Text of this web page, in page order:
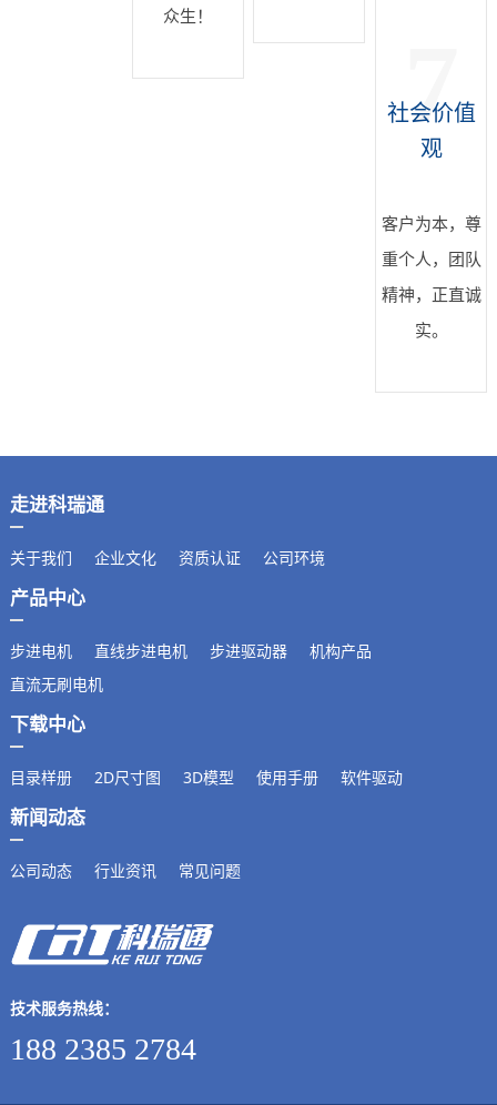
众生！
7
社会价值
观
客户为本，尊
重个人，团队
精神，正直诚
实。
走进科瑞通
关于我们 企业文化 资质认证 公司环境
产品中心
步进电机 直线步进电机 步进驱动器
机构产品
直流无刷电机
下载中心
目录样册 2D尺寸图 3D模型 使用手册 软件驱动
新闻动态
公司动态 行业资讯 常见问题
技术服务热线：
188 2385 2784